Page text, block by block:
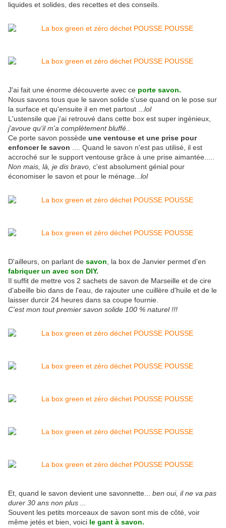
liquides et solides, des recettes et des conseils.
J'ai fait une énorme découverte avec ce porte savon.
Nous savons tous que le savon solide s'use quand on le pose sur
la surface et qu'ensuite il en met partout ... lol
L'ustensile que j'ai retrouvé dans cette box est super ingénieux,
j'avoue qu'il m'a complètement bluffé..
Ce porte savon possède une ventouse et une prise pour
enfoncer le savon .... Quand le savon n'est pas utilisé, il est
accroché sur le support ventouse grâce à une prise aimantée.....
Non mais, là, je dis bravo, c'est absolument génial pour
économiser le savon et pour le ménage... lol
D'ailleurs, on parlant de savon , la box de Janvier permet d'en
fabriquer un avec son DIY.
Il suffit de mettre vos 2 sachets de savon de Marseille et de cire
d'abeille bio dans de l'eau, de rajouter une cuillère d'huile et de le
laisser durcir 24 heures dans sa coupe fournie.
C'est mon tout premier savon solide 100 % naturel !!!
Et, quand le savon devient une savonnette... ben oui, il ne va pas
durer 30 ans non plus ...
Souvent les petits morceaux de savon sont mis de côté, voir
même jetés et bien, voici le gant à savon.